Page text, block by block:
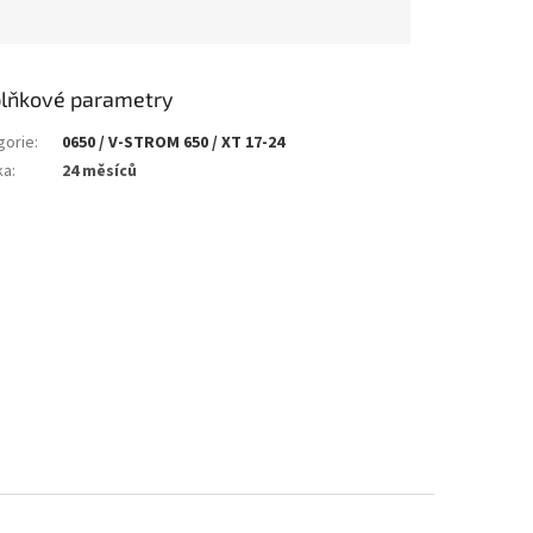
parametry
:
0650 / V-STROM 650 / XT 17-24
: 24 měsíců